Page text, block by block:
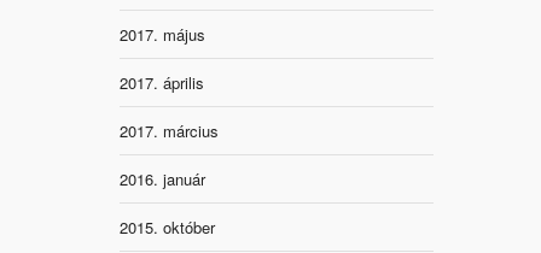
2017. május
2017. április
2017. március
2016. január
2015. október